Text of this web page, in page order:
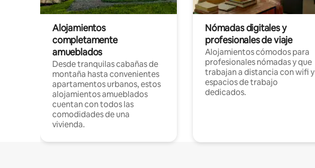
Alojamientos
completamente
amueblados
Desde tranquilas cabañas de
montaña hasta convenientes
apartamentos urbanos, estos
alojamientos amueblados
cuentan con todos las
comodidades de una
vivienda.
Nómadas digitales y
profesionales de viaje
Alojamientos cómodos para
profesionales nómadas y que
trabajan a distancia con wifi y
espacios de trabajo
dedicados.